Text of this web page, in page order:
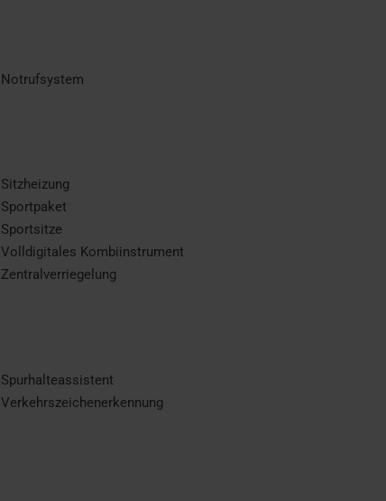
Notrufsystem
Sitzheizung
Sportpaket
Sportsitze
Volldigitales Kombiinstrument
Zentralverriegelung
Spurhalteassistent
Verkehrszeichenerkennung